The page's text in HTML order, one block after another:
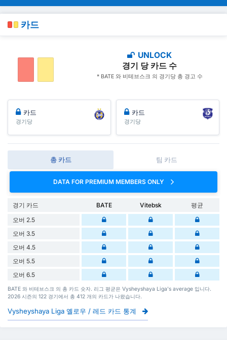
카드
UNLOCK
경기 당 카드 수
* BATE 와 비테브스크 의 경기당 총 경고 수
카드
경기당
카드
경기당
총 카드 팀 카드
DATA FOR PREMIUM MEMBERS ONLY
경기 카드 BATE Vitebsk
평균
오버 2.5
오버 3.5
오버 4.5
오버 5.5
오버 6.5
BATE 와 비테브스크 의 총 카드 숫자. 리그 평균은 Vysheyshaya Liga's average 입니다.
2026 시즌의 122 경기에서 총 412 개의 카드가 나왔습니다.
Vysheyshaya Liga 옐로우 / 레드 카드 통계